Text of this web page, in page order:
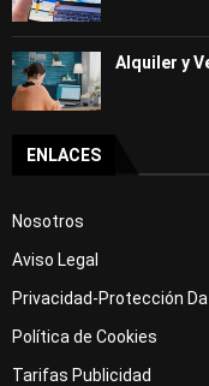
Alquiler y
ENLACES
Nosotros
Aviso Legal
Privacidad-Protección
Política de Cookies
Tarifas Publicidad